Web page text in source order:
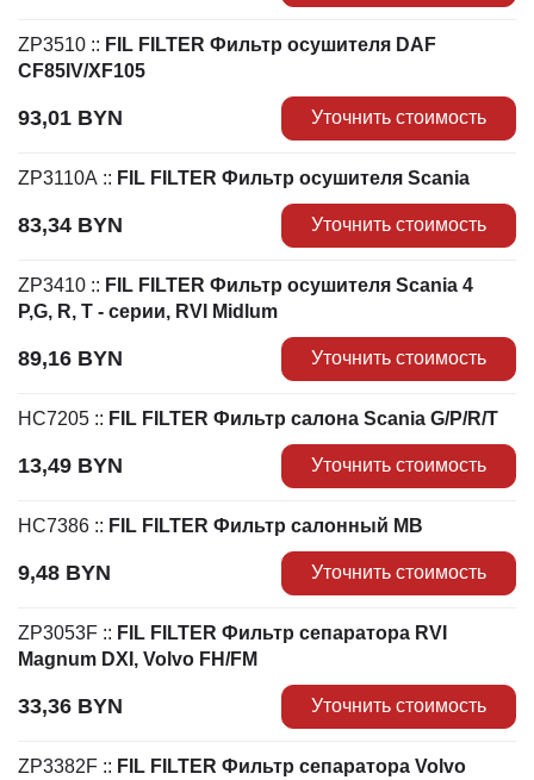
ZP3510 :: FIL FILTER Фильтр осушителя DAF
CF85IV/XF105
93,01 BYN Уточнить стоимость
ZP3110A :: FIL FILTER Фильтр осушителя Scania
83,34 BYN Уточнить стоимость
ZP3410 :: FIL FILTER Фильтр осушителя Scania 4
P,G, R, T - серии, RVI Midlum
89,16 BYN Уточнить стоимость
HC7205 :: FIL FILTER Фильтр салона Scania G/P/R/T
13,49 BYN Уточнить стоимость
HC7386 :: FIL FILTER Фильтр салонный MB
9,48 BYN Уточнить стоимость
ZP3053F :: FIL FILTER Фильтр сепаратора RVI
Magnum DXI, Volvo FH/FM
33,36 BYN Уточнить стоимость
ZP3382F :: FIL FILTER Фильтр сепаратора Volvo